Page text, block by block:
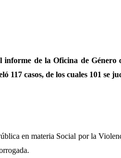
informe de la Oficina de
117 casos, de los cuales 101
en materia Social por la